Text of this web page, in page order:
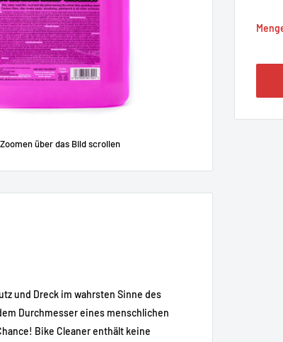
über das Bild scrollen
und Dreck im wahrsten Sinne des
Durchmesser eines menschlichen
Bike Cleaner enthält keine